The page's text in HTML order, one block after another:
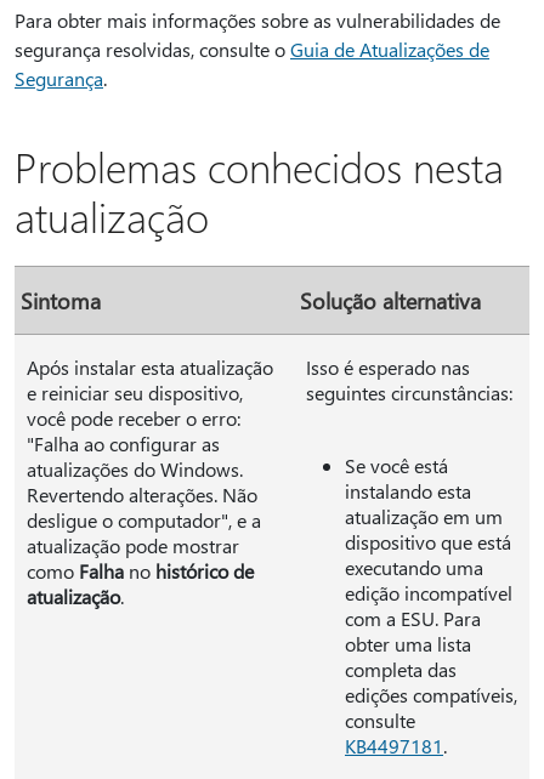
Para obter mais informações sobre as vulnerabilidades de
segurança resolvidas, consulte oGuia de Atualizações de
Segurança.
Problemas conhecidos nesta
atualização
Sintoma Solução alternativa
Após instalar esta atualização
e reiniciar seu dispositivo,
você pode receber o erro:
"Falha ao configurar as
atualizações do Windows.
Revertendo alterações. Não
desligue o computador", e a
atualização pode mostrar
como Falha no histórico de
atualização.
Isso é esperado nas
seguintes circunstâncias:
Se você está
instalando esta
atualização em um
dispositivo que está
executando uma
edição incompatível
com a ESU. Para
obter uma lista
completa das
edições compatíveis,
consulte
KB4497181.